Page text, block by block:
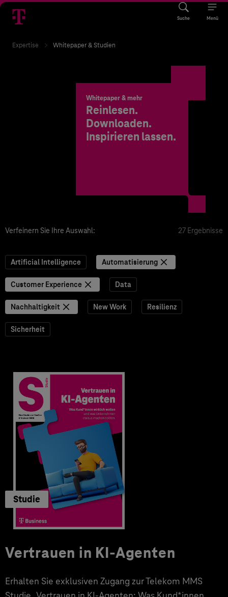
Suche Menü
Expertise Whitepaper & Studien
Whitepaper & mehr
Reinlesen.
Downloaden.
Inspirieren lassen.
Verfeinern Sie Ihre Auswahl: 27 Ergebnisse
Artificial Intelligence Automatisierung
Customer Experience Data
Nachhaltigkeit New Work Resilienz
Sicherheit
Studie
Vertrauen in KI-Agenten
Erhalten Sie exklusiven Zugang zur Telekom MMS